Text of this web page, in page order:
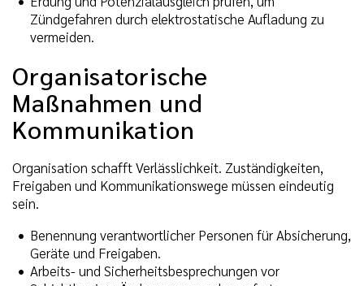
Zündgefahren durch elektrostatische Aufladung zu
vermeiden.
Organisatorische
Maßnahmen und
Kommunikation
Organisation schafft Verlässlichkeit. Zuständigkeiten,
Freigaben und Kommunikationswege müssen eindeutig
sein.
Benennung verantwortlicher Personen für Absicherung,
Geräte und Freigaben.
Arbeits- und Sicherheitsbesprechungen vor